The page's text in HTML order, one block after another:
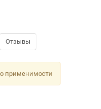
Отзывы
применимости